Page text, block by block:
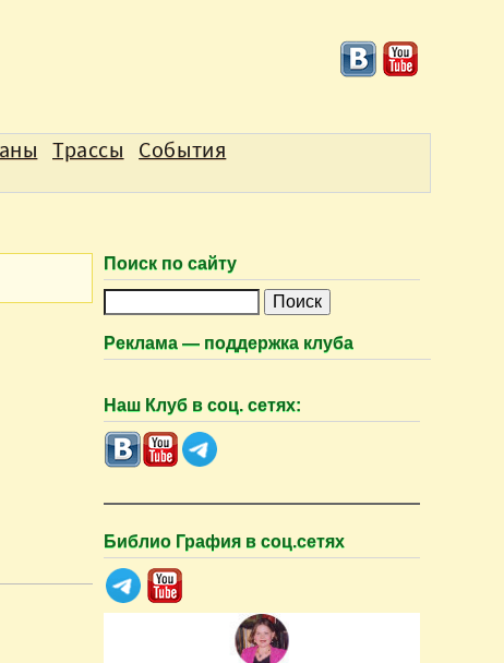
Трассы События
Поиск по сайту
и
к
Реклама — поддержка клуба
Наш Клуб в соц. сетях:
Библио Графия в соц.сетях